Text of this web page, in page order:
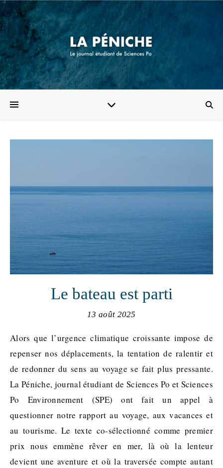
Le bateau est parti
13 août 2025
Alors que l’urgence climatique croissante impose de
repenser nos déplacements, la tentation de ralentir et
de redonner du sens au voyage se fait plus pressante.
La Péniche, journal étudiant de Sciences Po et Sciences
Po Environnement (SPE) ont fait un appel à
questionner notre rapport au voyage, aux vacances et
au tourisme. Le texte co-sélectionné comme premier
prix nous emmène rêver en mer, là où la lenteur
devient une aventure et où la traversée compte autant